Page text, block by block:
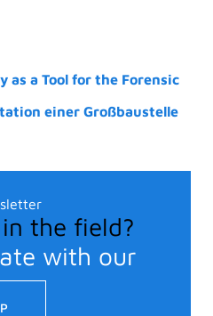
as a Tool for the Forensic
einer Großbaustelle
the field?
with our